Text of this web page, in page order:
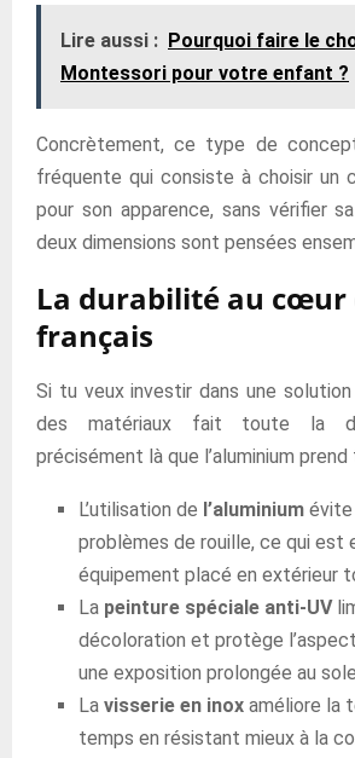
Lire aussi : Pourquoi faire le
Montessori pour votre enfant ?
Concrètement, ce type de
fréquente qui consiste à choisir un
pour son apparence, sans vérifier
deux dimensions sont pensées
La durabilité au cœur
français
Si tu veux investir dans une
des matériaux fait toute la
précisément là que l’aluminium
L’utilisation de l’aluminium
problèmes de rouille, ce qui est
équipement placé en extérieur
La peinture spéciale anti-UV
décoloration et protège
une exposition prolongée au
La visserie en inox améliore la
temps en résistant mieux à la